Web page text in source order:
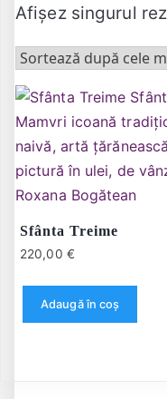
Afișez singurul
Sfânta Treime
220,00 €
Adaugă în coș